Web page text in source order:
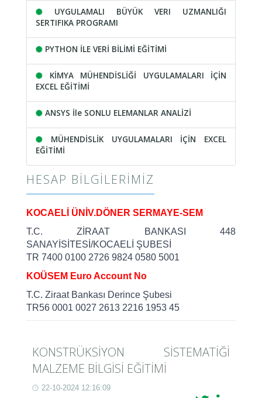
UYGULAMALI BÜYÜK VERI UZMANLIĞI
SERTIFIKA PROGRAMI
PYTHON İLE VERİ BİLİMİ EĞİTİMİ
KİMYA MÜHENDİSLİĞİ UYGULAMALARI İÇİN
EXCEL EĞİTİMİ
ANSYS İle SONLU ELEMANLAR ANALİZİ
MÜHENDİSLİK UYGULAMALARI İÇİN EXCEL
EĞİTİMİ
HESAP BILGILERIMIZ
KOCAELİ ÜNİV.DÖNER SERMAYE-SEM
T.C. ZİRAAT BANKASI 448
SANAYİSİTESİ/KOCAELİ ŞUBESİ
TR 7400 0100 2726 9824 0580 5001
KOÜSEM Euro Account No
T.C. Ziraat Bankası Derince Şubesi
TR56 0001 0027 2613 2216 1953 45
KONSTRÜKSİYON SİSTEMATİĞİ
MALZEME BİLGİSİ EĞİTİMİ
22-10-2024 12:16:09